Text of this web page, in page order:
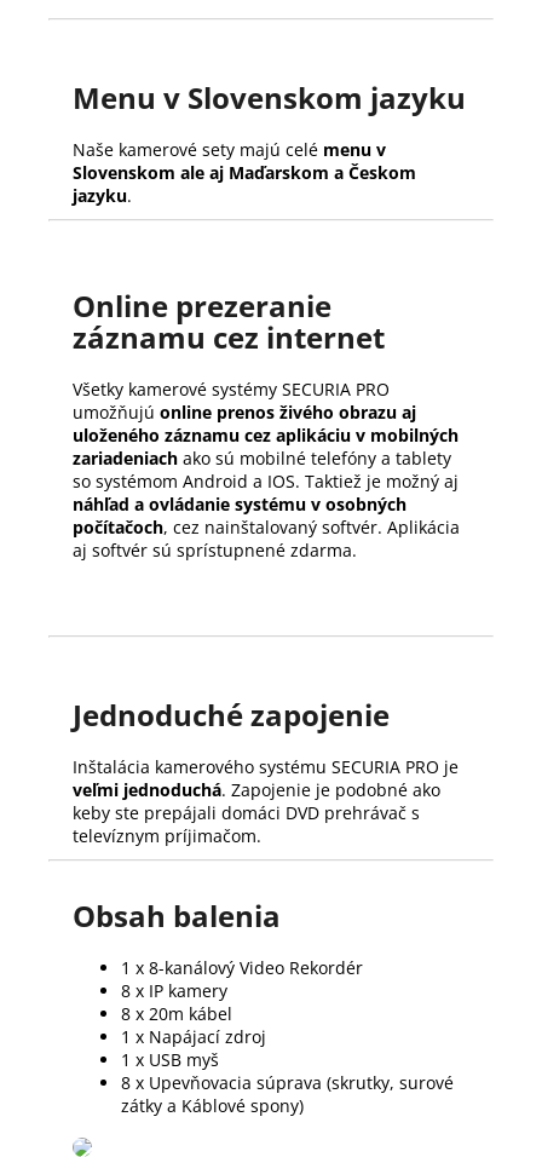
Menu v Slovenskom jazyku
Naše kamerové sety majú celé menu v
Slovenskom ale aj Maďarskom a Českom
jazyku.
Online prezeranie
záznamu cez internet
Všetky kamerové systémy SECURIA PRO
umožňujú online prenos živého obrazu aj
uloženého záznamu cez aplikáciu v mobilných
zariadeniach ako sú mobilné telefóny a tablety
so systémom Android a IOS. Taktiež je možný aj
náhľad a ovládanie systému v osobných
počítačoch, cez nainštalovaný softvér. Aplikácia
aj softvér sú sprístupnené zdarma.
Jednoduché zapojenie
Inštalácia kamerového systému SECURIA PRO je
veľmi jednoduchá. Zapojenie je podobné ako
keby ste prepájali domáci DVD prehrávač s
televíznym príjimačom.
Obsah balenia
1 x 8-kanálový Video Rekordér
8 x IP kamery
8 x 20m kábel
1 x Napájací zdroj
1 x USB myš
8 x Upevňovacia súprava (skrutky, surové
zátky a Káblové spony)